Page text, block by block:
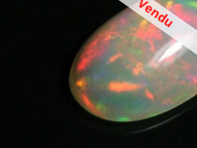
Vendu